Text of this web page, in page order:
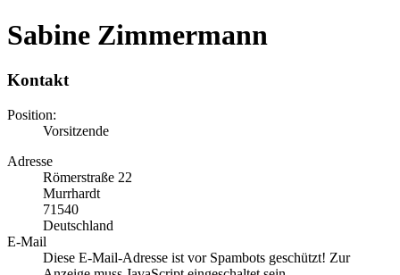
Sabine Zimmermann
Kontakt
Position:
Vorsitzende
Adresse
Römerstraße 22
Murrhardt
71540
Deutschland
E-Mail
Diese E-Mail-Adresse ist vor Spambots geschützt! Zur